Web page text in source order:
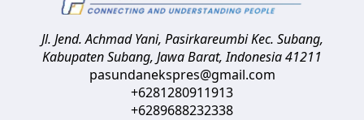
Jl. Jend. Achmad Yani, Pasirkareumbi Kec. Subang,
Kabupaten Subang, Jawa Barat,Indonesia41211
pasundanekspres@gmail.com
+6281280911913
+6289688232338